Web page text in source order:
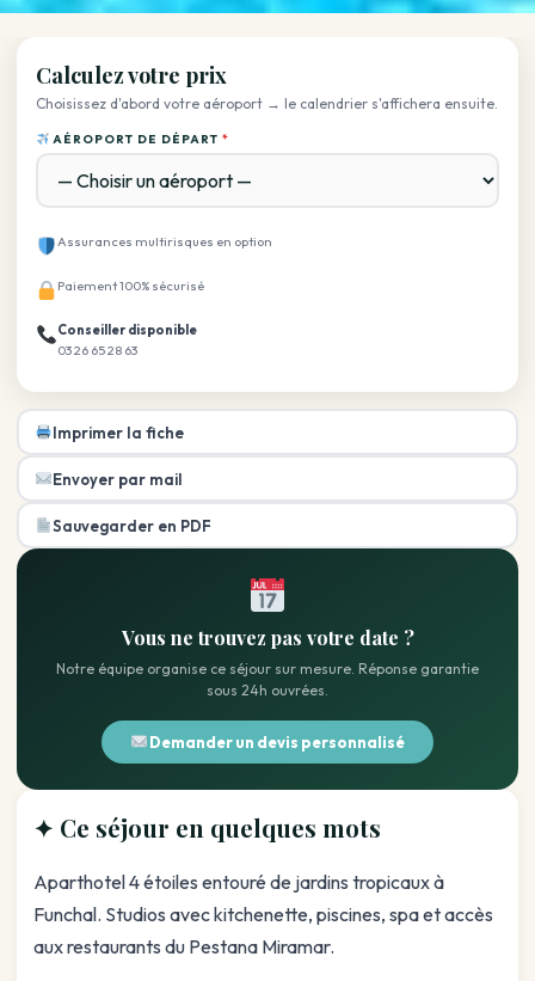
✦ Ce séjour en quelques mots
Aparthotel 4 étoiles entouré de jardins tropicaux à
Funchal. Studios avec kitchenette, piscines, spa et accès
aux restaurants du Pestana Miramar.
Calculez votre prix
Choisissez d'abord votre aéroport → le calendrier s'affichera ensuite.
AÉROPORT DE DÉPART*
Assurances multirisques en option
Paiement 100% sécurisé
Conseiller disponible
03 26 65 28 63
Imprimer la fiche
Envoyer par mail
Sauvegarder en PDF
Vous ne trouvez pas votre date ?
Notre équipe organise ce séjour sur mesure. Réponse garantie
sous 24h ouvrées.
Demander un devis personnalisé